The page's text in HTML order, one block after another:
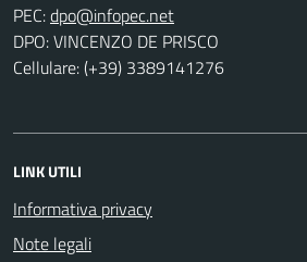
PEC:
DPO: VINCENZO DE PRISCO
Cellulare: (+39) 3389141276
LINK UTILI
Informativa privacy
Note legali